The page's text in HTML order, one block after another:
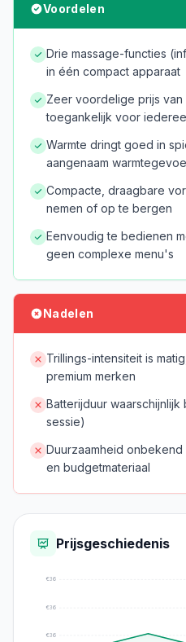
Voordelen
Drie massage-functies
in één compact apparaat
Zeer voordelige prijs
toegankelijk voor
Warmte dringt goed in
aangenaam
Compacte, draagbare
nemen of op te bergen
Eenvoudig te bedienen
geen complexe menu's
Nadelen
Trillings-intensiteit is
premium merken
Batterijduur
sessie)
Duurzaamheid
en budgetmateriaal
Prijsgeschiedenis
€36
€36
€36